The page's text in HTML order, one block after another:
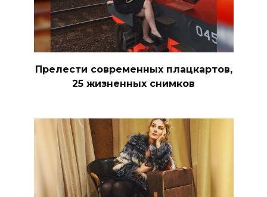
Прелести современных плацкартов,
25 жизненных снимков